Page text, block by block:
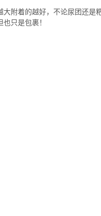
附着的越好，不论尿团还是
只是包裹！